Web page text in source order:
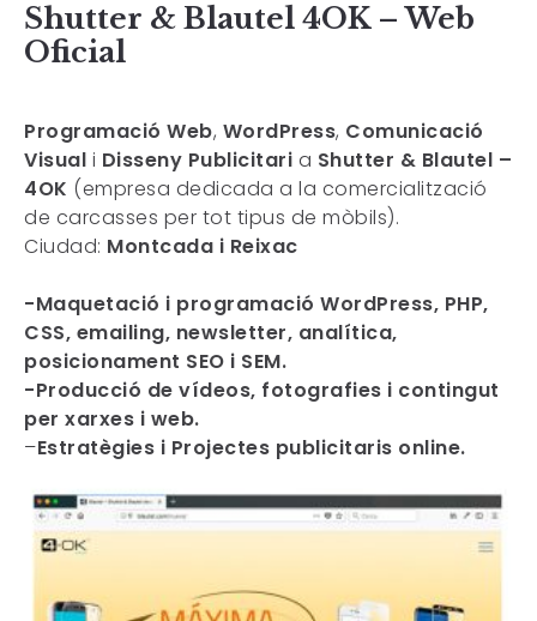
Shutter & Blautel 4OK – Web
Oficial
Programació Web, WordPress, Comunicació
Visual i Disseny Publicitari a Shutter & Blautel –
4OK (empresa dedicada a la comercialització
de carcasses per tot tipus de mòbils).
Ciudad: Montcada i Reixac
-Maquetació i programació WordPress, PHP,
CSS, emailing, newsletter, analítica,
posicionament SEO i SEM.
-Producció de vídeos, fotografies i contingut
per xarxes i web.
–Estratègies i Projectes publicitaris online.